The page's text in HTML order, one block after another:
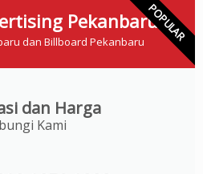
Pekanbaru
dan Billboard Pekanbaru
dan Harga
Kami
POPULAR